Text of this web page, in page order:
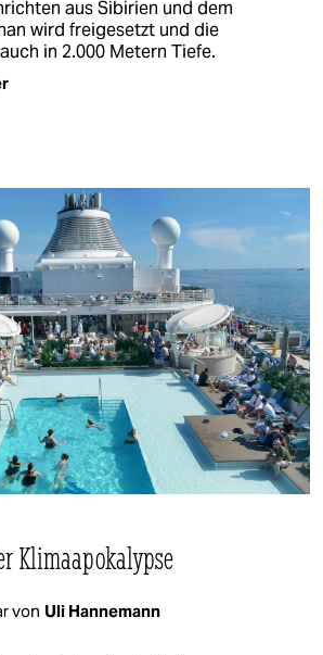
aus Sibirien und dem
wird freigesetzt und die
in 2.000 Metern Tiefe.
Klimaapokalypse
von Uli Hannemann